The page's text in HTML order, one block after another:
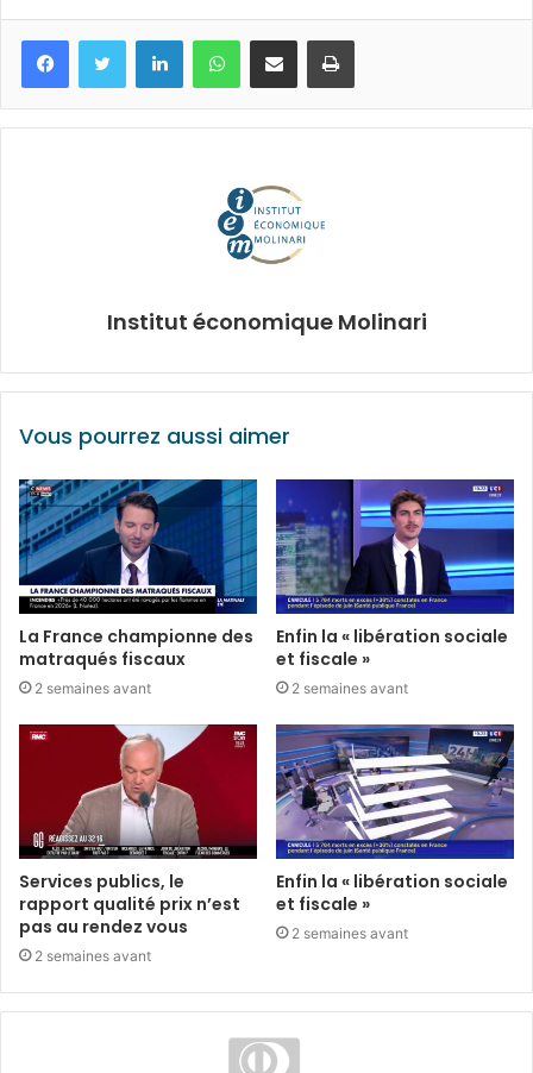
FacebookTwitter LinkedinWhatsApp
Partagez par mail Imprimez
Institut économique Molinari
Vous pourrez aussi aimer
La France championne des
matraqués fiscaux
2 semaines avant
Enfin la « libération sociale
et fiscale »
2 semaines avant
Services publics, le
rapport qualité prix n’est
pas au rendez vous
2 semaines avant
Enfin la « libération sociale
et fiscale »
2 semaines avant